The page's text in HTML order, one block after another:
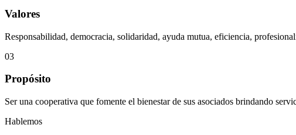
Valores
Responsabilidad, democracia, solidaridad, ayuda mutua, eficiencia,
03
Propósito
Ser una cooperativa que fomente el bienestar de sus asociados brindando
Hablemos